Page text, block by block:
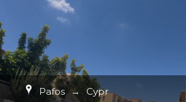
Pafos → Cypr